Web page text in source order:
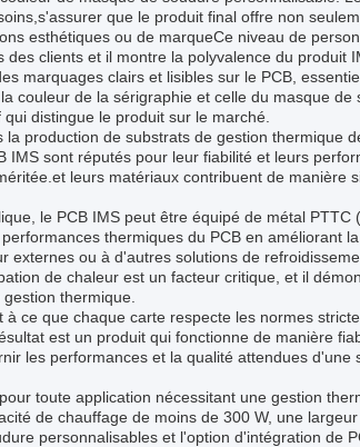
que le produit final offre non
esthétiques ou de marqueCe niveau de
clients et il montre la polyvalence du produit
marquages clairs et lisibles sur le PCB,
couleur de la sérigraphie et celle du masque de
distingue le produit sur le marché.
production de substrats de gestion thermique
IMS sont réputés pour leur fiabilité et leurs
leurs matériaux contribuent de manière
le PCB IMS peut être équipé de métal PTTC
thermiques du PCB en améliorant
externes ou à d'autres solutions de
de chaleur est un facteur critique, et il
thermique.
ce que chaque carte respecte les normes
est un produit qui fonctionne de manière
les performances et la qualité attendues d'une
toute application nécessitant une gestion
de chauffage de moins de 300 W, une
personnalisables et l'option d'intégration de